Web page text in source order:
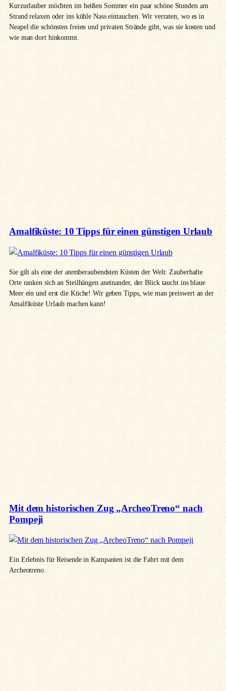
Kurzurlauber möchten im heißen Sommer ein paar schöne Stunden am
Strand relaxen oder ins kühle Nass eintauchen. Wir verraten, wo es in
Neapel die schönsten freien und privaten Strände gibt, was sie kosten und
wie man dort hinkommt.
Amalfiküste: 10 Tipps für einen günstigen Urlaub
Sie gilt als eine der atemberaubendsten Küsten der Welt: Zauberhafte
Orte ranken sich an Steilhängen aneinander, der Blick taucht ins blaue
Meer ein und erst die Küche! Wir geben Tipps, wie man preiswert an der
Amalfiküste Urlaub machen kann!
Mit dem historischen Zug „ArcheoTreno“ nach
Pompeji
Ein Erlebnis für Reisende in Kampanien ist die Fahrt mit dem
Archeotreno.